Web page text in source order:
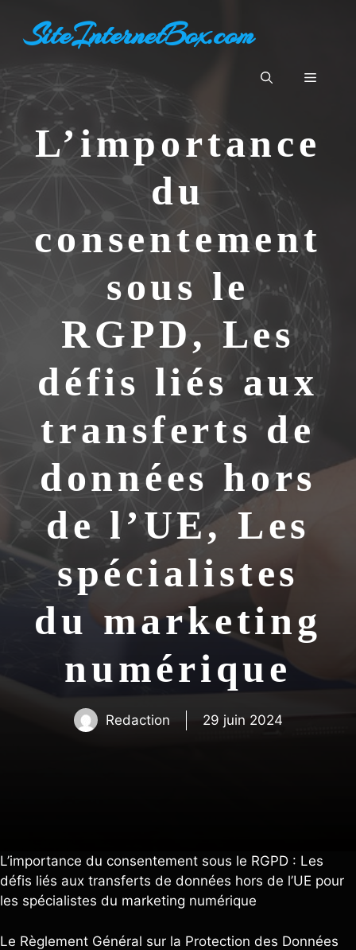
contenuSiteInternetBox.com
Menu
L’importance
du
consentement
sous le
RGPD, Les
défis liés aux
transferts de
données hors
de l’UE, Les
spécialistes
du marketing
numérique
Redaction 29 juin 2024
L’importance du consentement sous le RGPD : Les
défis liés aux transferts de données hors de l’UE pour
les spécialistes du marketing numérique
Le Règlement Général sur la Protection des Données